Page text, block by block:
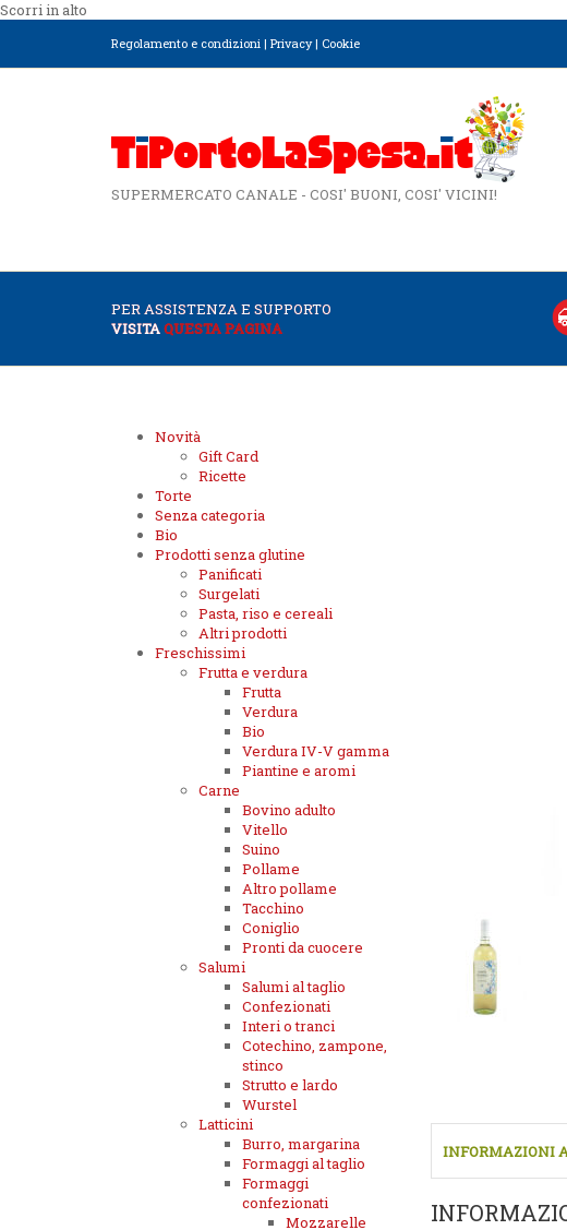
Scorri in alto
Regolamento e condizioni | Privacy| Cookie
SUPERMERCATO CANALE - COSI' BUONI, COSI' VICINI!
PER ASSISTENZA E SUPPORTO
VISITAQUESTA PAGINA
INFORMAZIONI
Novità
Gift Card
Ricette
Torte
Senza categoria
Bio
Prodotti senza glutine
Panificati
Surgelati
Pasta, riso e cereali
Altri prodotti
Freschissimi
Frutta e verdura
Frutta
Verdura
Bio
Verdura IV-V gamma
Piantine e aromi
Carne
Bovino adulto
Vitello
Suino
Pollame
Altro pollame
Tacchino
Coniglio
Pronti da cuocere
Salumi
Salumi al taglio
Confezionati
Interi o tranci
Cotechino, zampone,
stinco
Strutto e lardo
Wurstel
Latticini
Burro, margarina
Formaggi al taglio
Formaggi
confezionati
Mozzarelle